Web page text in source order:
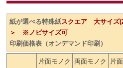
紙が選べる特殊紙スクエア 大サイズ
＞ ※ノビサイズ可
印刷価格表（オンデマンド印刷）
片面モノク
両面モノク
片